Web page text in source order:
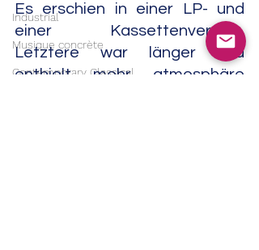
Industrial
Musique concrète
Contemporary Classical
Es erschien in einer LP- und
einer Kassettenversion.
Letztere war länger und
enthielt mehr atmosphäre